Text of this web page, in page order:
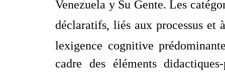
Venezuela y Su Gente. Les
déclaratifs, liés aux processus et
lexigence cognitive
cadre des éléments